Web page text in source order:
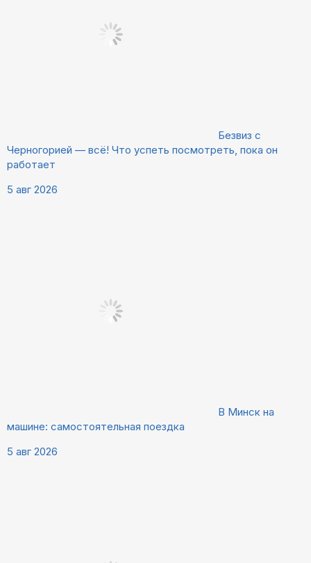
Безвиз с
Черногорией — всё! Что успеть посмотреть, пока он
работает
5 авг 2026
В Минск на
машине: самостоятельная поездка
5 авг 2026